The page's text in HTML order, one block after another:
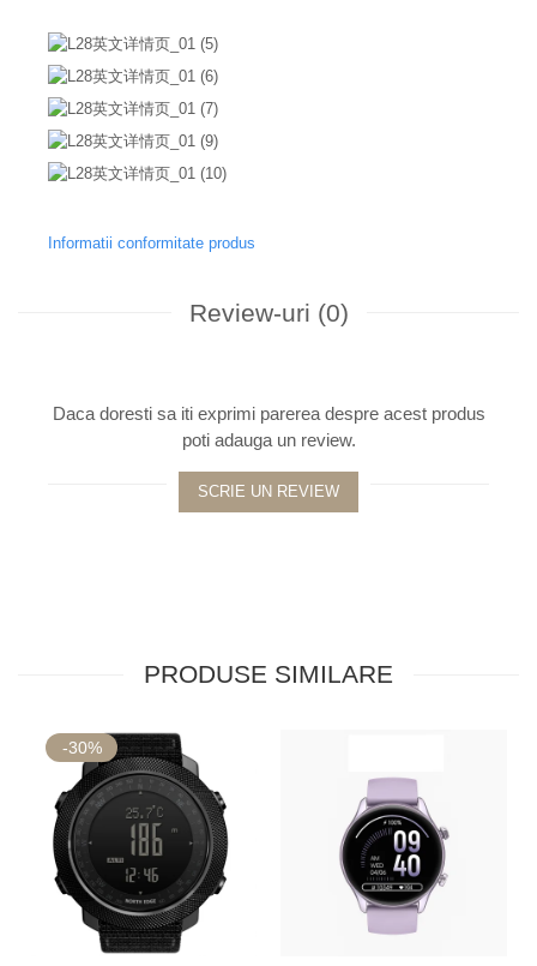
Informatii conformitate produs
Review-uri (0)
Daca doresti sa iti exprimi parerea despre acest produs
poti adauga un review.
SCRIE UN REVIEW
PRODUSE SIMILARE
-30%